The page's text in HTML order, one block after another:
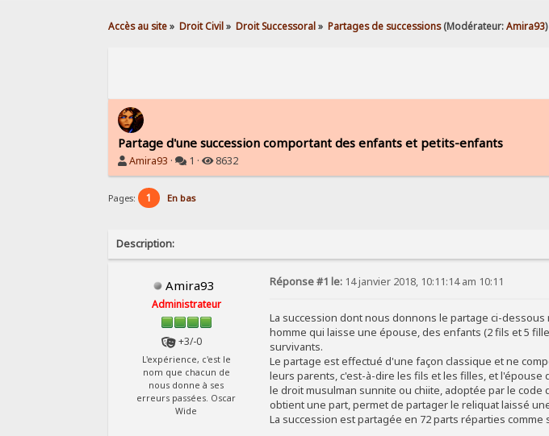
Accès au site» Droit Civil» Droit Successoral» Partages de successions(Modérateur:Amira93
Partage d'une succession comportant des enfants et petits-enfants
Amira93 · 1 · 8632
Pages: 1 En bas
Description:
Amira93
Administrateur
+3/-0
L'expérience, c'est le
nom que chacun de
nous donne à ses
erreurs passées. Oscar
Wide
Réponse #1 le: 14 janvier 2018, 10:11:14 am 10:11
La succession dont nous donnons le partage ci-
homme qui laisse une épouse, des enfants (2 fils et 5
survivants.
Le partage est effectué d'une façon classique et ne
leurs parents, c'est-à-dire les fils et les filles, et l'épouse
le droit musulman sunnite ou chiite, adoptée par le
obtient une part, permet de partager le reliquat laissé
La succession est partagée en 72 parts réparties comme